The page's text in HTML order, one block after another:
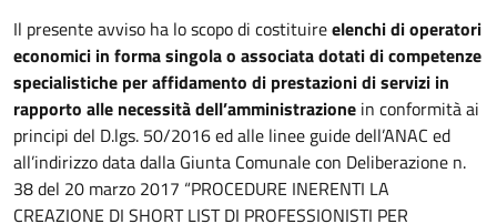
Il presente avviso ha lo scopo di costituireelenchi di operatori
economici in forma singola o associata dotati di competenze
specialistiche per affidamento di prestazioni di servizi in
rapporto alle necessità dell’amministrazione in conformità ai
principi del D.lgs. 50/2016 ed alle linee guide dell’ANAC ed
all’indirizzo data dalla Giunta Comunale con Deliberazione n.
38 del 20 marzo 2017 “PROCEDURE INERENTI LA
CREAZIONE DI SHORT LIST DI PROFESSIONISTI PER